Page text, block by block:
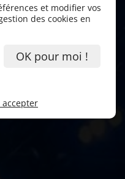
et modifier vos
des cookies en
OK pour moi !